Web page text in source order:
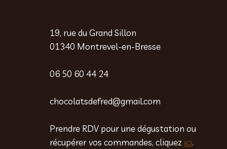
19, rue du Grand Sillon
01340 Montrevel-en-Bresse
06 50 60 44 24
chocolatsdefred@gmail.com
Prendre RDV pour une dégustation ou
récupérer vos commandes, cliquez ici.